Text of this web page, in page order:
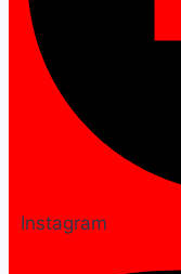
Instagram